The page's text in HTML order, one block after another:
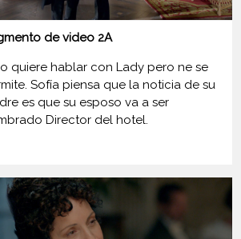
de video 2A
quiere hablar con Lady pero ne se
Sofía piensa que la noticia de su
es que su esposo va a ser
Director del hotel.